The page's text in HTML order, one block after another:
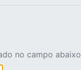
no campo abaixo